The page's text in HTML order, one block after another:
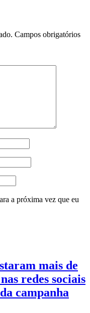
Campos obrigatórios
a próxima vez que eu
mais de
redes sociais
campanha